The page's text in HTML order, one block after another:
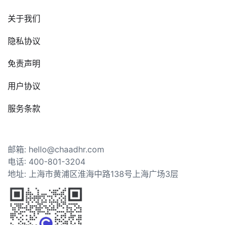
关于我们
隐私协议
免责声明
用户协议
服务条款
邮箱: hello@chaadhr.com
电话: 400-801-3204
地址: 上海市黄浦区淮海中路138号上海广场3层